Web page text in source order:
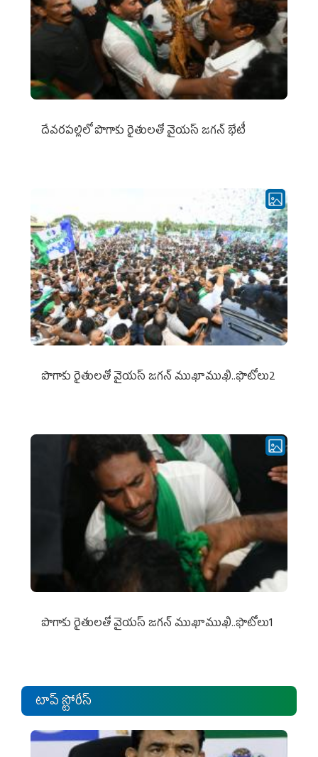
దేవరపల్లిలో పొగాకు రైతులతో వైయస్ జగన్ భేటీ
పొగాకు రైతుల‌తో వైయ‌స్ జ‌గ‌న్ ముఖాముఖి..ఫొటోలు2
పొగాకు రైతుల‌తో వైయ‌స్ జ‌గ‌న్ ముఖాముఖి..ఫొటోలు1
టాప్ స్టోరీస్